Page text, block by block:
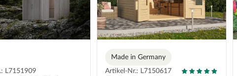
L7151909
Made in Germany
Artikel-Nr.: L7150617